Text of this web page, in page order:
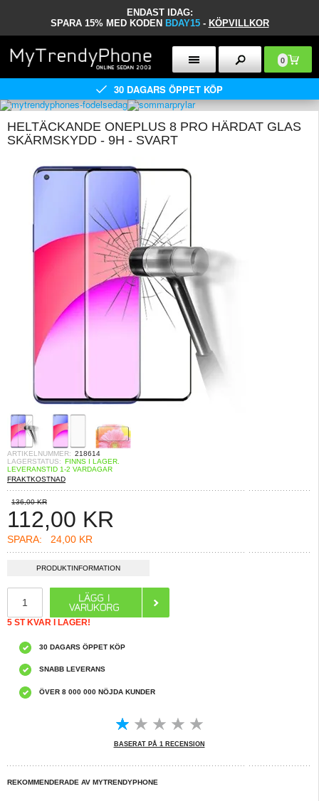
ENDAST IDAG:
SPARA 15% MED KODEN BDAY15 - KÖPVILLKOR
0
30 DAGARS ÖPPET KÖP
HELTÄCKANDE ONEPLUS 8 PRO HÄRDAT GLAS
SKÄRMSKYDD - 9H - SVART
ARTIKELNUMMER: 218614
LAGERSTATUS: FINNS I LAGER.
LEVERANSTID 1-2 VARDAGAR
FRAKTKOSTNAD
136,00 KR
112,00 KR
SPARA: 24,00 KR
PRODUKTINFORMATION
5 ST KVAR I LAGER!
30 DAGARS ÖPPET KÖP
SNABB LEVERANS
ÖVER 8 000 000 NÖJDA KUNDER
BASERAT PÅ 1 RECENSION
REKOMMENDERADE AV MYTRENDYPHONE